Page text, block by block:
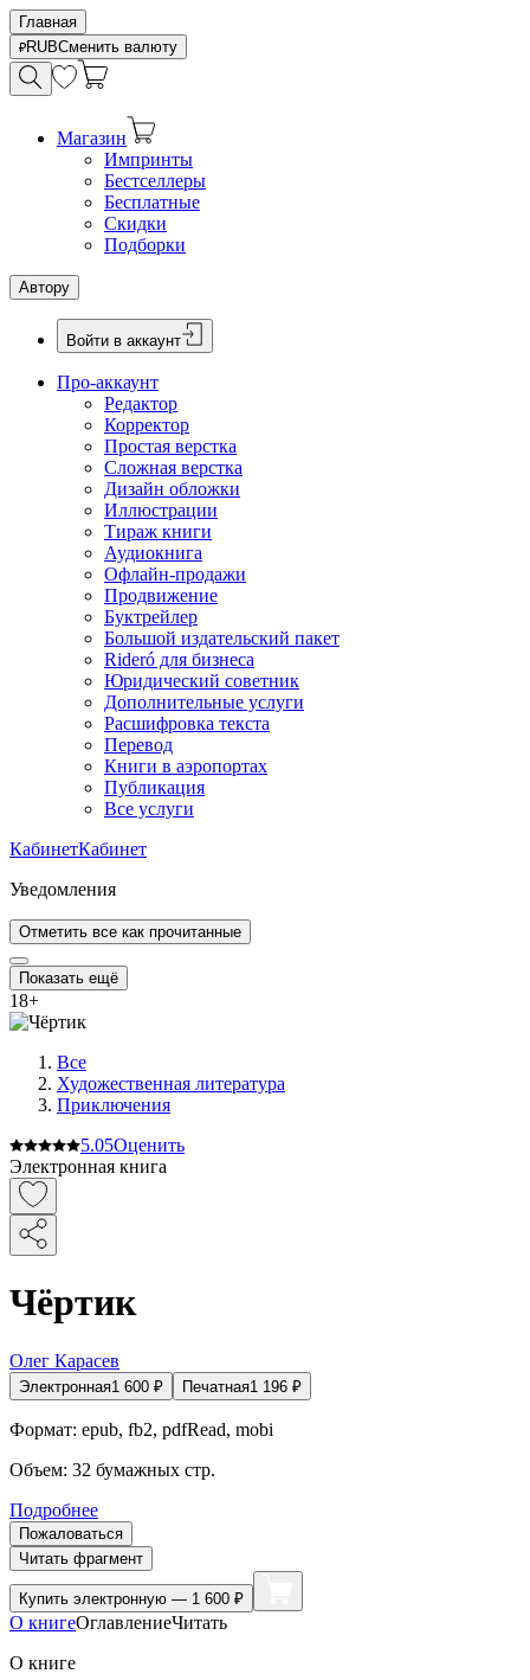
Главная
RUBСменить валюту
Магазин
Импринты
Бестселлеры
Бесплатные
Скидки
Подборки
Автору
Войти в аккаунт
Про-аккаунт
Редактор
Корректор
Простая верстка
Сложная верстка
Дизайн обложки
Иллюстрации
Тираж книги
Аудиокнига
Офлайн-продажи
Продвижение
Буктрейлер
Большой издательский пакет
Rideró для бизнеса
Юридический советник
Дополнительные услуги
Расшифровка текста
Перевод
Книги в аэропортах
Публикация
Все услуги
КабинетКабинет
Уведомления
Отметить все как прочитанные
Показать ещё
18+
Все
Художественная литература
Приключения
5.05Оценить
Электронная книга
Чёртик
Олег Карасев
Электронная1 600 ₽ Печатная1 196 ₽
Формат: epub, fb2, pdfRead, mobi
Объем: 32 бумажных стр.
Подробнее
Пожаловаться
Читать фрагмент
Купить электронную — 1 600 ₽
О книгеОглавлениеЧитать
О книге